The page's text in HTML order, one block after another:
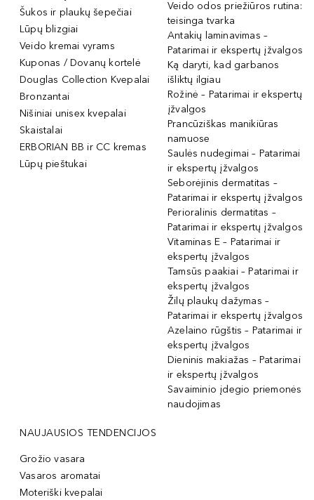
Šukos ir plaukų šepečiai
Lūpų blizgiai
Veido kremai vyrams
Kuponas / Dovanų kortelė
Douglas Collection Kvepalai
Bronzantai
Nišiniai unisex kvepalai
Skaistalai
ERBORIAN BB ir CC kremas
Lūpų pieštukai
Veido odos priežiūros rutina:
teisinga tvarka
Antakių laminavimas –
Patarimai ir ekspertų įžvalgos
Ką daryti, kad garbanos
išliktų ilgiau
Rožinė – Patarimai ir ekspertų
įžvalgos
Prancūziškas manikiūras
namuose
Saulės nudegimai – Patarimai
ir ekspertų įžvalgos
Seborėjinis dermatitas –
Patarimai ir ekspertų įžvalgos
Perioralinis dermatitas –
Patarimai ir ekspertų įžvalgos
Vitaminas E – Patarimai ir
ekspertų įžvalgos
Tamsūs paakiai – Patarimai ir
ekspertų įžvalgos
Žilų plaukų dažymas –
Patarimai ir ekspertų įžvalgos
Azelaino rūgštis – Patarimai ir
ekspertų įžvalgos
Dieninis makiažas – Patarimai
ir ekspertų įžvalgos
Savaiminio įdegio priemonės
naudojimas
NAUJAUSIOS TENDENCIJOS
Grožio vasara
Vasaros aromatai
Moteriški kvepalai